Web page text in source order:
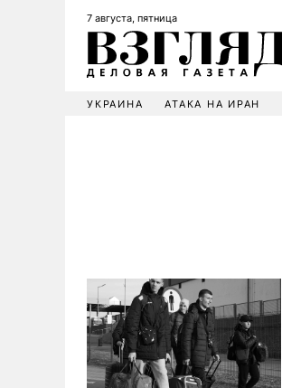
7 августа, пятница
УКРАИНА АТАКА НА ИРАН